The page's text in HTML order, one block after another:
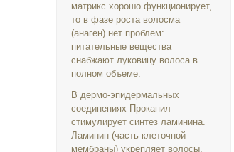
матрикс хорошо функционирует,
то в фазе роста волосма
(анаген) нет проблем:
питательные вещества
снабжают луковицу волоса в
полном объеме.
В дермо-эпидермальных
соединениях Прокапил
стимулирует синтез ламинина.
Ламинин (часть клеточной
мембраны) укрепляет волосы,